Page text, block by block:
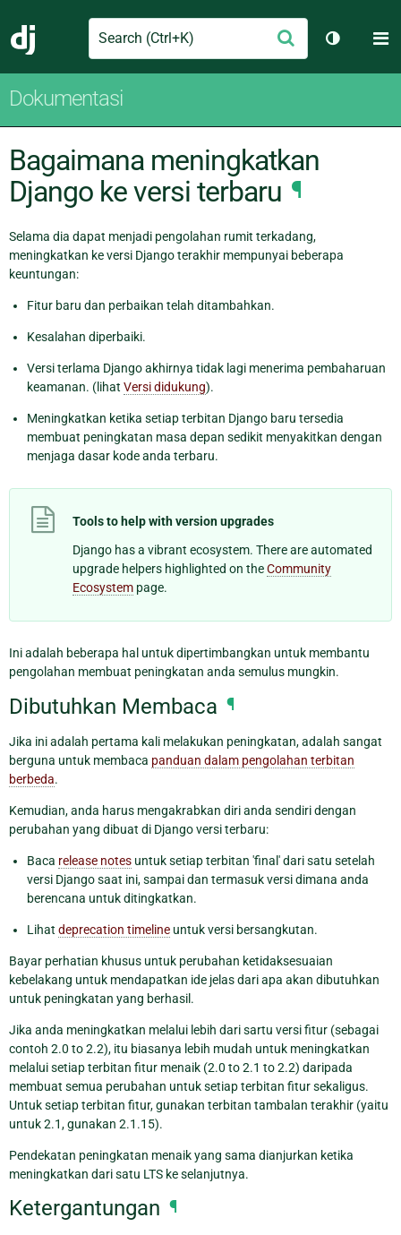
Django
Search Ajukan
Ganti
Dokumentasi
Bagaimana meningkatkan
Django ke versi terbaru ¶
Selama dia dapat menjadi pengolahan rumit terkadang,
meningkatkan ke versi Django terakhir mempunyai beberapa
keuntungan:
Fitur baru dan perbaikan telah ditambahkan.
Kesalahan diperbaiki.
Versi terlama Django akhirnya tidak lagi menerima pembaharuan
keamanan. (lihat Versi didukung).
Meningkatkan ketika setiap terbitan Django baru tersedia
membuat peningkatan masa depan sedikit menyakitkan dengan
menjaga dasar kode anda terbaru.
Tools to help with version upgrades
Django has a vibrant ecosystem. There are automated
upgrade helpers highlighted on theCommunity
Ecosystem page.
Ini adalah beberapa hal untuk dipertimbangkan untuk membantu
pengolahan membuat peningkatan anda semulus mungkin.
Dibutuhkan Membaca ¶
Jika ini adalah pertama kali melakukan peningkatan, adalah sangat
berguna untuk membaca panduan dalam pengolahan terbitan
berbeda.
Kemudian, anda harus mengakrabkan diri anda sendiri dengan
perubahan yang dibuat di Django versi terbaru:
Baca release notes untuk setiap terbitan 'final' dari satu setelah
versi Django saat ini, sampai dan termasuk versi dimana anda
berencana untuk ditingkatkan.
Lihat deprecation timeline untuk versi bersangkutan.
Bayar perhatian khusus untuk perubahan ketidaksesuaian
kebelakang untuk mendapatkan ide jelas dari apa akan dibutuhkan
untuk peningkatan yang berhasil.
Jika anda meningkatkan melalui lebih dari sartu versi fitur (sebagai
contoh 2.0 to 2.2), itu biasanya lebih mudah untuk meningkatkan
melalui setiap terbitan fitur menaik (2.0 to 2.1 to 2.2) daripada
membuat semua perubahan untuk setiap terbitan fitur sekaligus.
Untuk setiap terbitan fitur, gunakan terbitan tambalan terakhir (yaitu
untuk 2.1, gunakan 2.1.15).
Pendekatan peningkatan menaik yang sama dianjurkan ketika
meningkatkan dari satu LTS ke selanjutnya.
Ketergantungan ¶